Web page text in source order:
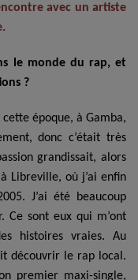
avec un artiste
le monde du rap, et
?
cette époque, à Gamba,
donc c’était très
grandissait, alors
Libreville, où j’ai enfin
J’ai été beaucoup
Ce sont eux qui m’ont
histoires vraies. Au
découvrir le rap local.
premier maxi-single,